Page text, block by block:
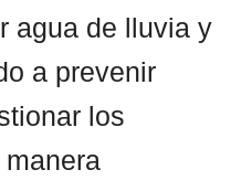
agua de lluvia y
a prevenir
los